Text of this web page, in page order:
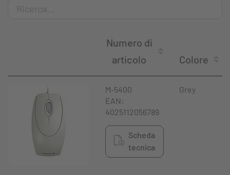
Numero di
articolo
Colore
M-5400
EAN:
4025112056789
Scheda
tecnica
Grey